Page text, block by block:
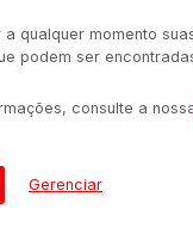
qualquer momento
podem ser
consulte a
Gerenciar